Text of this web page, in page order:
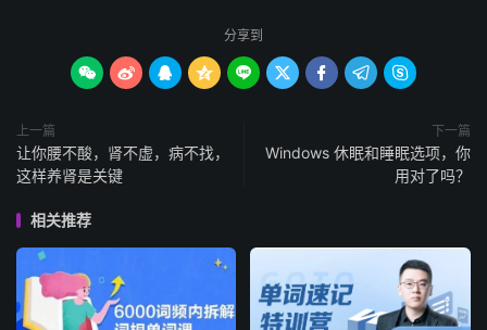
分享到
        
上一篇
让你腰不酸，肾不虚，病不找，
这样养肾是关键
下一篇
Windows 休眠和睡眠选项，你
用对了吗？
相关推荐